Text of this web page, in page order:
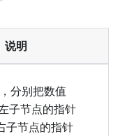
说明
分别把数值
子节点的指针
子节点的指针